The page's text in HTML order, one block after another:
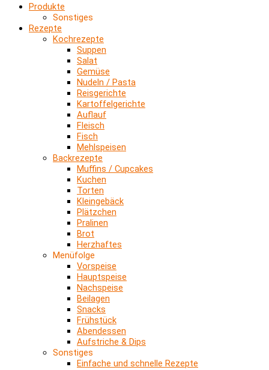
Produkte
Sonstiges
Rezepte
Kochrezepte
Suppen
Salat
Gemüse
Nudeln / Pasta
Reisgerichte
Kartoffelgerichte
Auflauf
Fleisch
Fisch
Mehlspeisen
Backrezepte
Muffins / Cupcakes
Kuchen
Torten
Kleingebäck
Plätzchen
Pralinen
Brot
Herzhaftes
Menüfolge
Vorspeise
Hauptspeise
Nachspeise
Beilagen
Snacks
Frühstück
Abendessen
Aufstriche & Dips
Sonstiges
Einfache und schnelle Rezepte